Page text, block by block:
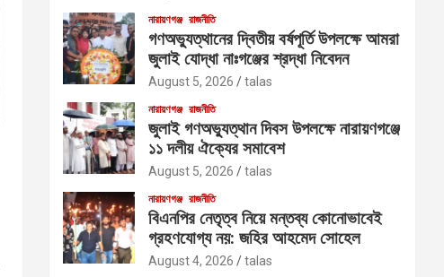
নারায়ণগঞ্জ রাজনীতি
গণঅভ্যুত্থানের দ্বিতীয় বর্ষপূর্তি উপলক্ষে আমরা
জুলাই যোদ্ধা নাঃগঞ্জের শ্রদ্ধা নিবেদন
August 5, 2026 talas
নারায়ণগঞ্জ রাজনীতি
জুলাই গণঅভ্যুত্থান দিবস উপলক্ষে নারায়ণগঞ্জে
১১ দলীয় ঐক্যের সমাবেশ
August 5, 2026 talas
নারায়ণগঞ্জ রাজনীতি
বিএনপির নেতৃত্ব নিয়ে মন্তব্য কোনোভাবেই
গ্রহণযোগ্য নয়: জহির আহমেদ সোহেল
August 4, 2026 talas